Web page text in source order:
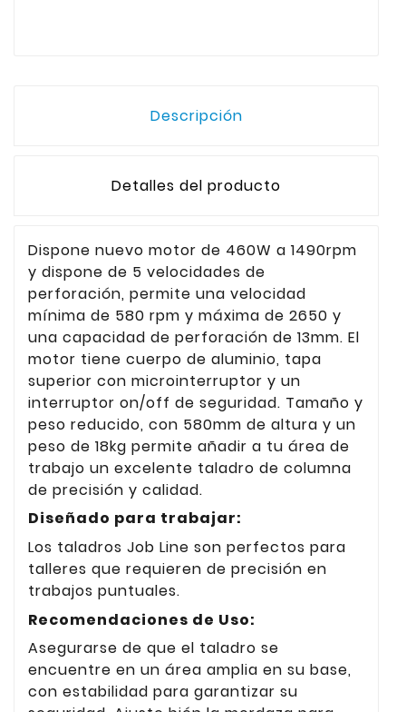
Descripción
Detalles del producto
Dispone nuevo motor de 460W a 1490rpm
y dispone de 5 velocidades de
perforación, permite una velocidad
mínima de 580 rpm y máxima de 2650 y
una capacidad de perforación de 13mm. El
motor tiene cuerpo de aluminio, tapa
superior con microinterruptor y un
interruptor on/off de seguridad. Tamaño y
peso reducido, con 580mm de altura y un
peso de 18kg permite añadir a tu área de
trabajo un excelente taladro de columna
de precisión y calidad.
Diseñado para trabajar:
Los taladros Job Line son perfectos para
talleres que requieren de precisión en
trabajos puntuales.
Recomendaciones de Uso:
Asegurarse de que el taladro se
encuentre en un área amplia en su base,
con estabilidad para garantizar su